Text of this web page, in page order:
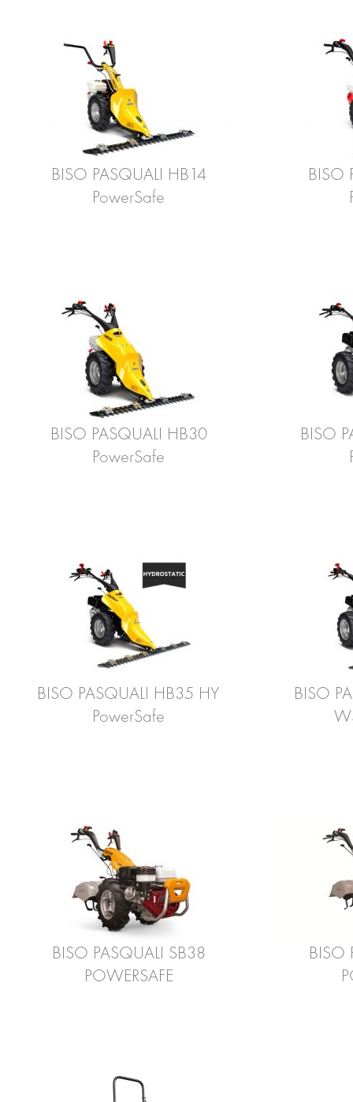
BISO PASQUALI HB14
PowerSafe
BISO
BISO PASQUALI HB30
PowerSafe
BISO
BISO PASQUALI HB35 HY
PowerSafe
BISO
BISO PASQUALI SB38
POWERSAFE
BISO